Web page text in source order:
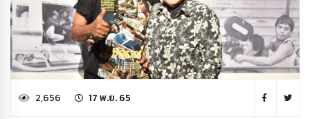
2,656 17 พ.ย. 65